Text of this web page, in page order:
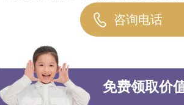
起来，为增加趣味性，可以用“一、二”或“卷
咨询电话
免费领取价